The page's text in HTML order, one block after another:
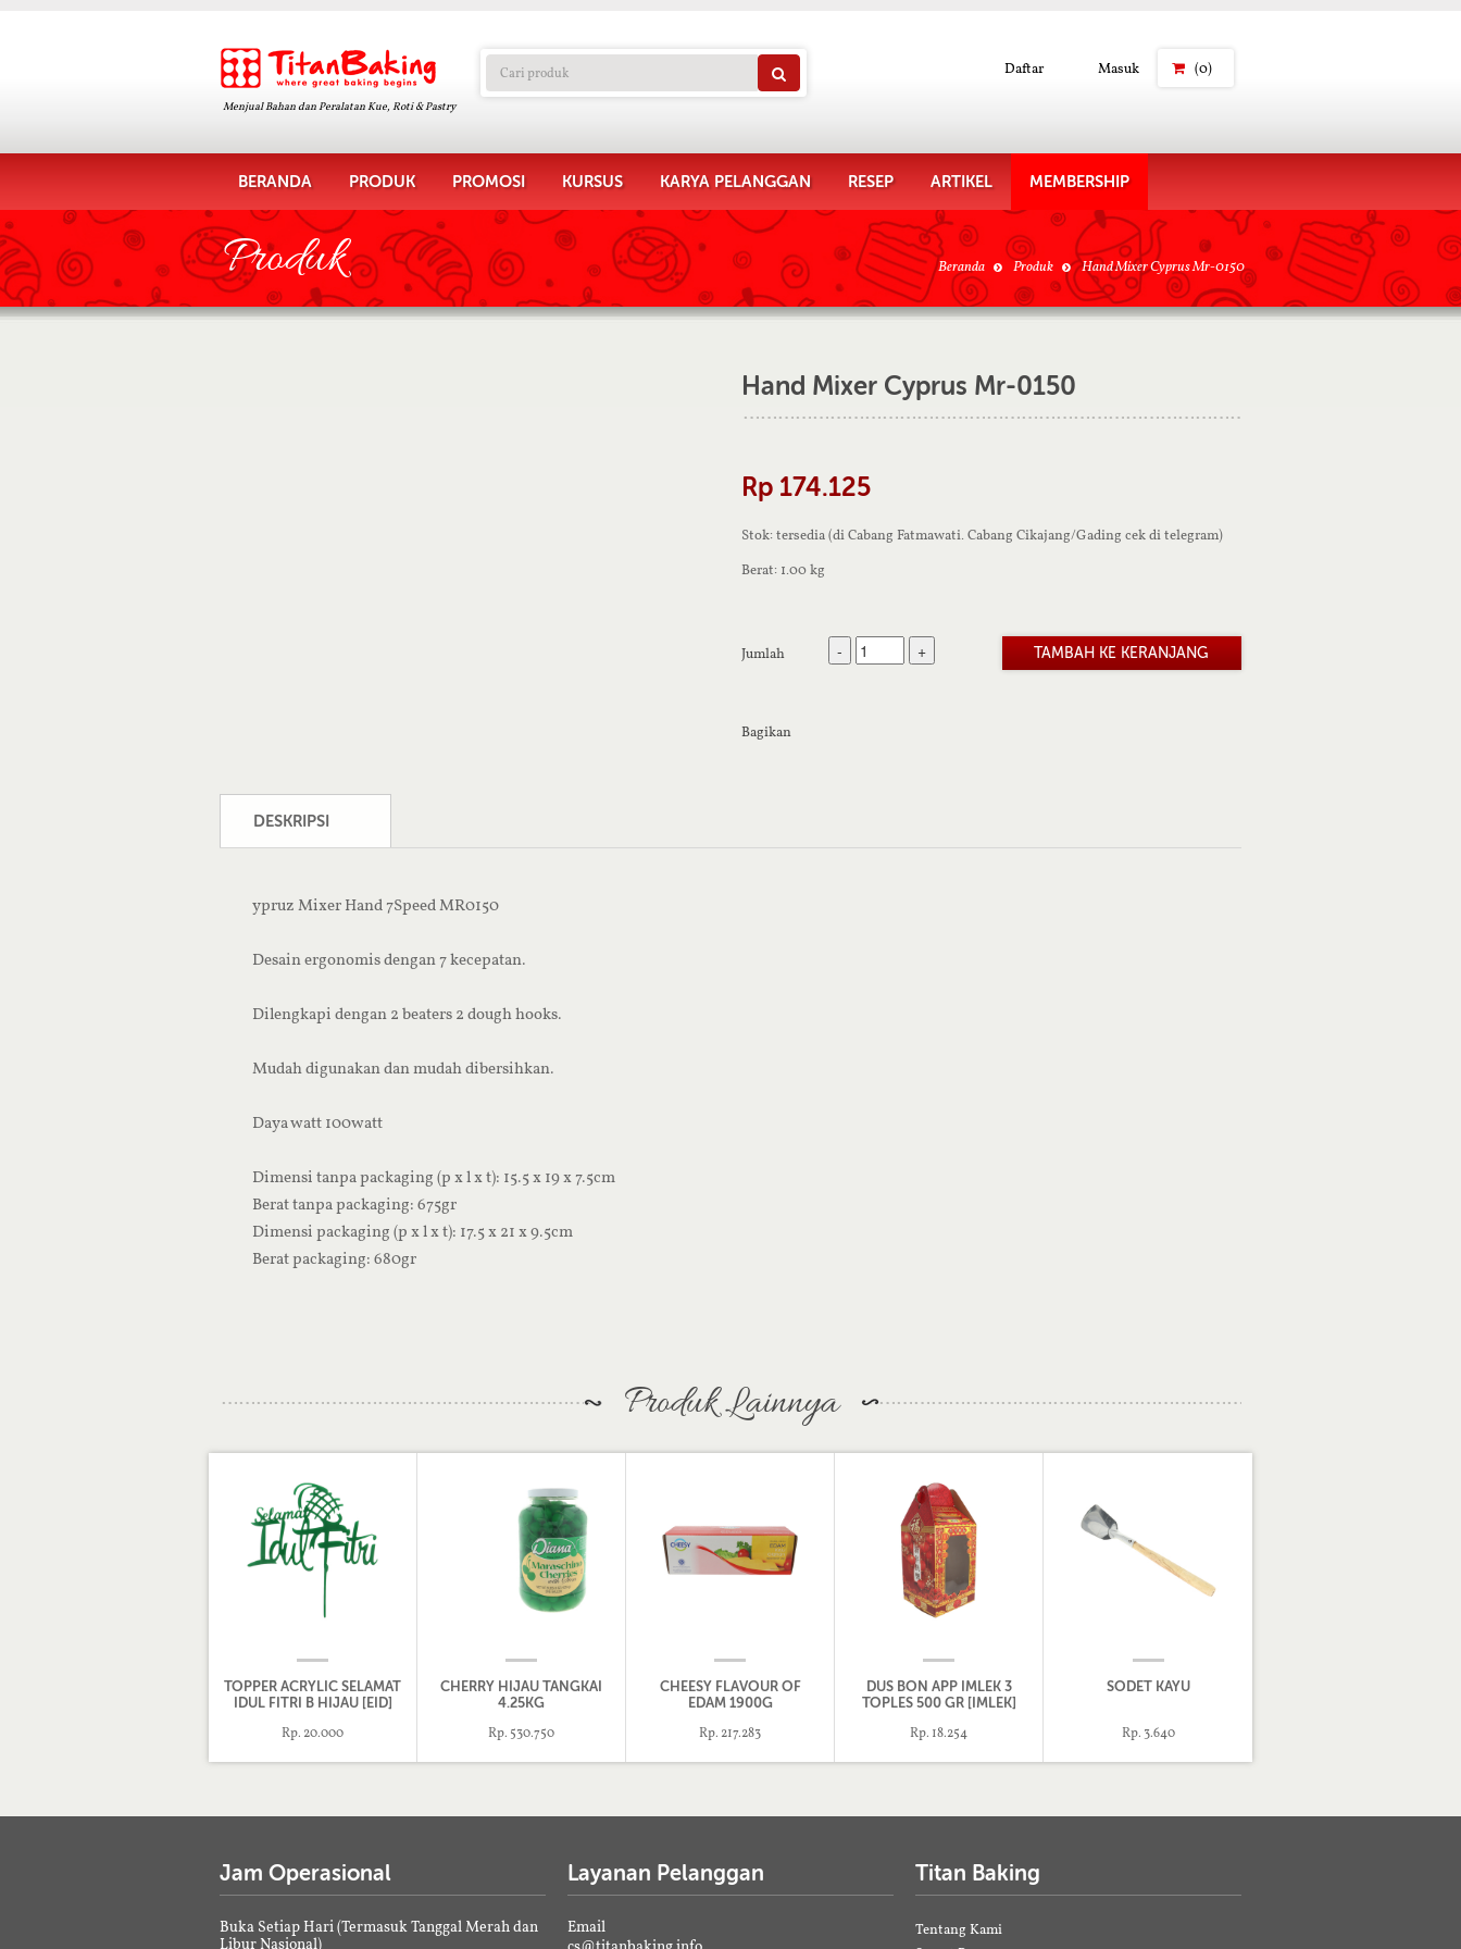
Menjual Bahan dan Peralatan Kue, Roti & Pastry
Daftar Masuk (0)
BERANDA PRODUK PROMOSI KURSUS KARYA PELANGGAN RESEP ARTIKEL MEMBERSHIP
Produk Beranda Produk Hand Mixer Cyprus Mr-0150
Hand Mixer Cyprus Mr-0150
Rp 174.125
Stok: tersedia (di Cabang Fatmawati. Cabang Cikajang/Gading cek di telegram)
Berat: 1.00 kg
Jumlah - +
Bagikan
DESKRIPSI
ypruz Mixer Hand 7Speed MR0150
Desain ergonomis dengan 7 kecepatan.
Dilengkapi dengan 2 beaters 2 dough hooks.
Mudah digunakan dan mudah dibersihkan.
Daya watt 100watt
Dimensi tanpa packaging (p x l x t): 15.5 x 19 x 7.5cm
Berat tanpa packaging: 675gr
Dimensi packaging (p x l x t): 17.5 x 21 x 9.5cm
Berat packaging: 680gr
Produk Lainnya
TOPPER ACRYLIC SELAMAT
IDUL FITRI B HIJAU [EID]
Rp. 20.000
CHERRY HIJAU TANGKAI
4.25KG
Rp. 530.750
CHEESY FLAVOUR OF
EDAM 1900G
Rp. 217.283
DUS BON APP IMLEK 3
TOPLES 500 GR [IMLEK]
Rp. 18.254
SODET KAYU
Rp. 3.640
Jam Operasional
Buka Setiap Hari (Termasuk Tanggal Merah dan
Libur Nasional)
Layanan Pelanggan
Email
cs@titanbaking.info
Titan Baking
Tentang Kami